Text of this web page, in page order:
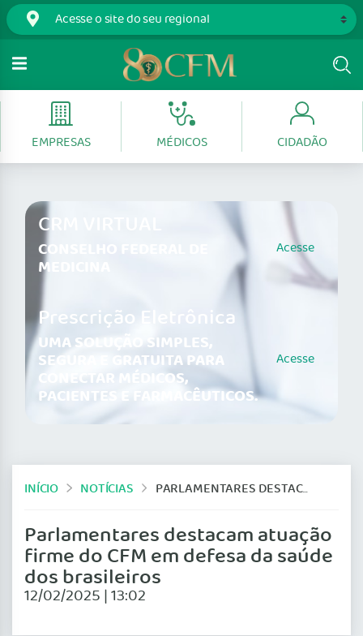
EMPRESAS MÉDICOS CIDADÃO
CRM VIRTUAL
CONSELHO FEDERAL DE
MEDICINA
Acesse
Prescrição Eletrônica
UMA SOLUÇÃO SIMPLES,
SEGURA E GRATUITA PARA
CONECTAR MÉDICOS,
PACIENTES E FARMACÊUTICOS.
Acesse
INÍCIO NOTÍCIAS PARLAMENTARES DESTACAM ATUAÇÃO FIRME DO CFM EM DEFESA DA SAÚDE DOS BRASILEIROS
Parlamentares destacam atuação
firme do CFM em defesa da saúde
dos brasileiros
12/02/2025 | 13:02